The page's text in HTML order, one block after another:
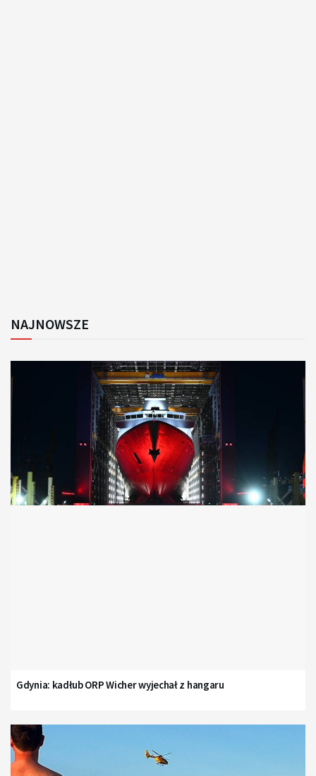
NAJNOWSZE
Gdynia: kadłub ORP Wicher wyjechał z hangaru